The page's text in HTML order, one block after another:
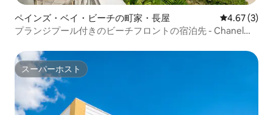
ペインズ・ベイ・ビーチの町家・長屋 レビュー3
4.67 (3)
プランジプール付きのビーチフロントの宿泊先 - Chanel
スーパーホスト
スーパーホスト